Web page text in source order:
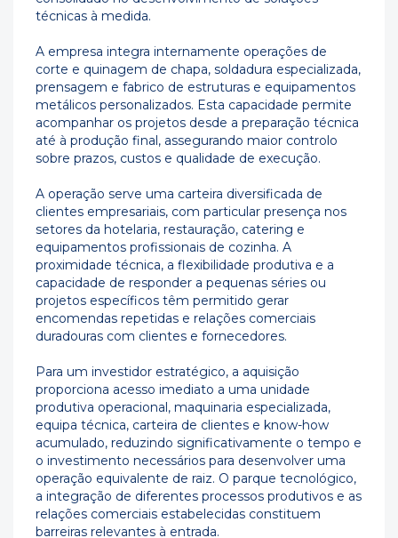
técnicas à medida.
A empresa integra internamente operações de
corte e quinagem de chapa, soldadura especializada,
prensagem e fabrico de estruturas e equipamentos
metálicos personalizados. Esta capacidade permite
acompanhar os projetos desde a preparação técnica
até à produção final, assegurando maior controlo
sobre prazos, custos e qualidade de execução.
A operação serve uma carteira diversificada de
clientes empresariais, com particular presença nos
setores da hotelaria, restauração, catering e
equipamentos profissionais de cozinha. A
proximidade técnica, a flexibilidade produtiva e a
capacidade de responder a pequenas séries ou
projetos específicos têm permitido gerar
encomendas repetidas e relações comerciais
duradouras com clientes e fornecedores.
Para um investidor estratégico, a aquisição
proporciona acesso imediato a uma unidade
produtiva operacional, maquinaria especializada,
equipa técnica, carteira de clientes e know-how
acumulado, reduzindo significativamente o tempo e
o investimento necessários para desenvolver uma
operação equivalente de raiz. O parque tecnológico,
a integração de diferentes processos produtivos e as
relações comerciais estabelecidas constituem
barreiras relevantes à entrada.